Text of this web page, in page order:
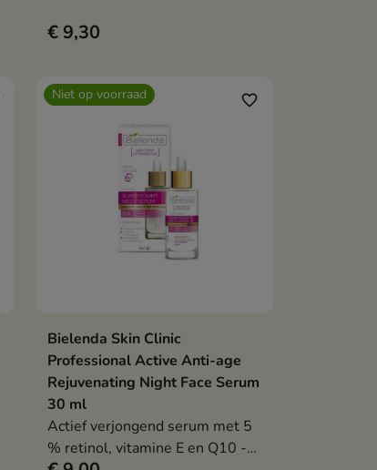
€ 9,30
Niet op voorraad
Bekijk details
favorite_border
Bielenda Skin Clinic
Professional Active Anti-age
Rejuvenating Night Face Serum
30 ml
Actief verjongend serum met 5
% retinol, vitamine E en Q10 -